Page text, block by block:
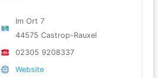
Im Ort 7
44575 Castrop-Rauxel
02305 9208337
Website